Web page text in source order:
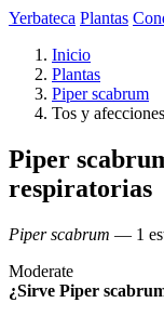
Yerbateca Plantas
Inicio
Plantas
Piper scabrum
Tos y
Piper
respiratorias
Piper scabrum — 1
Moderate
¿Sirve Piper